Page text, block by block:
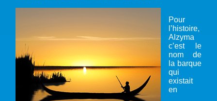
Pour
l’histoire,
Alzyma
c’est le
nom de
la barque
qui
existait
en